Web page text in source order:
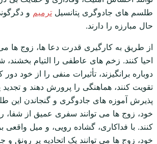
طلسم های جادوگری پتانسیل ترمیم و
حال مبارزه را دارند.
از طریق به کارگیری قدرت دعا ها، زوج ها می
احیا کنند. زخم های عاطفی را التیام بخشند،
دوباره برانگیزند، تأثیرات منفی را از خود دور
تقویت کنند، هماهنگی را پرورش دهند و تجدید
پذیرش آموزه های جادوگری و گنجاندن این
خود، زوج ها می توانند سفری عمیق از شفا،
کنند. با فداکاری، گشاده رویی، و میل واقعی
خود، زوج ها می توانند یک اتحادیه پر رونق و